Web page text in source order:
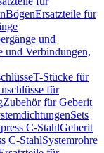
BögenErsatzteile für
und
und Verbindungen,
T-Stücke für
für
Zubehör für Geberit
Sets
C-StahlGeberit
C-StahlSystemrohre